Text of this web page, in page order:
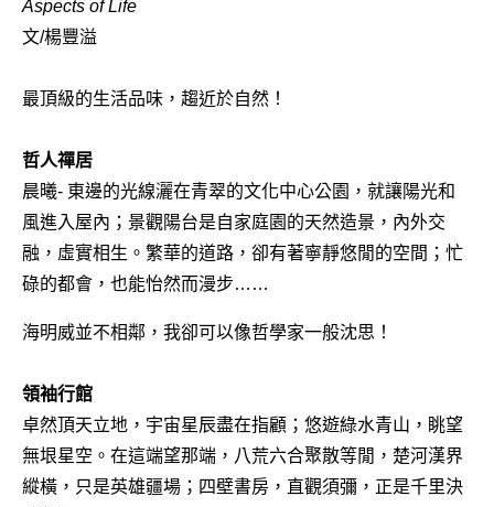
Aspects of Life
文/楊豐溢
最頂級的生活品味，趨近於自然！
哲人禪居
晨曦- 東邊的光線灑在青翠的文化中心公園，就讓陽光和
風進入屋內；景觀陽台是自家庭園的天然造景，內外交
融，虛實相生。繁華的道路，卻有著寧靜悠閒的空間；忙
碌的都會，也能怡然而漫步……
海明威並不相鄰，我卻可以像哲學家一般沈思！
領袖行館
卓然頂天立地，宇宙星辰盡在指顧；悠遊綠水青山，眺望
無垠星空。在這端望那端，八荒六合聚散等閒，楚河漢界
縱橫，只是英雄疆場；四壁書房，直觀須彌，正是千里決